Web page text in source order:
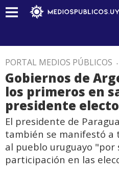
PORTAL MEDIOS PÚBLICOS .
Gobiernos de
los primeros en
presidente
El presidente de
también se manifestó a
al pueblo uruguayo "por
participación en las